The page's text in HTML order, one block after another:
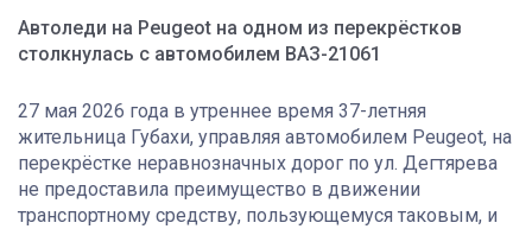
Автоледи на Peugeot на одном из перекрёстков
столкнулась с автомобилем ВАЗ-21061
27 мая 2026 года в утреннее время 37-летняя
жительница Губахи, управляя автомобилем Peugeot, на
перекрёстке неравнозначных дорог по ул. Дегтярева
не предоставила преимущество в движении
транспортному средству, пользующемуся таковым, и